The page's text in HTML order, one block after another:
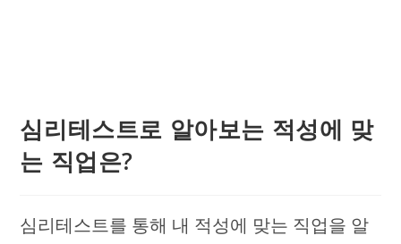
심리테스트로 알아보는 적성에 맞
는 직업은?
심리테스트를 통해 내 적성에 맞는 직업을 알